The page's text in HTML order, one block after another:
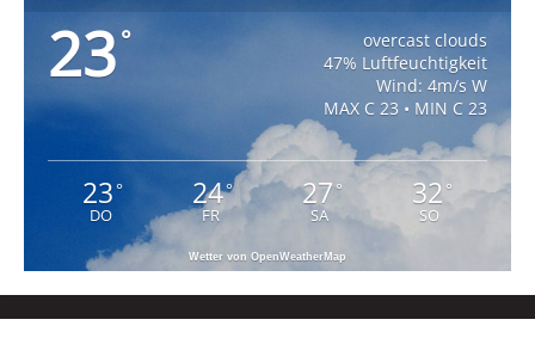
23°
overcast clouds
47% Luftfeuchtigkeit
Wind: 4m/s W
MAX C 23 • MIN C 23
23°
DO
24°
FR
27°
SA
32 °
SO
Wetter von OpenWeatherMap